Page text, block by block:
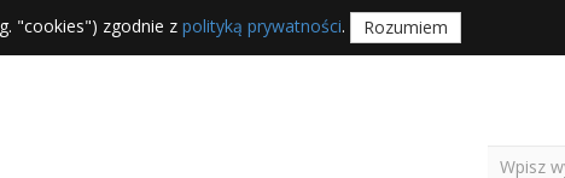
"cookies") zgodnie z polityką prywatności. Rozumiem